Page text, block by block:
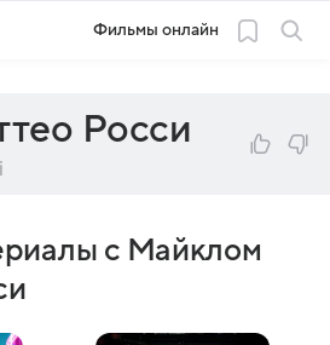
Фильмы онлайн
Росси
с Майклом